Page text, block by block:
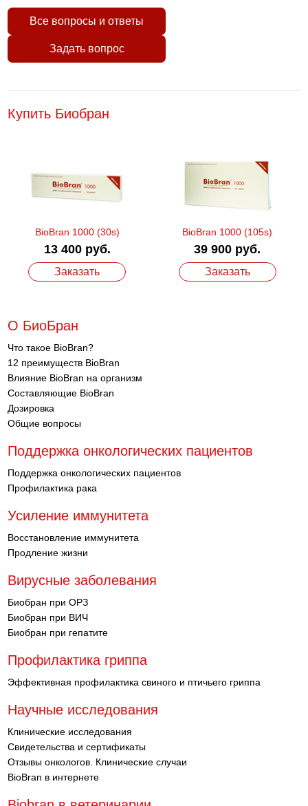
Все вопросы и ответы
Задать вопрос
Купить Биобран
BioBran 1000 (30s)
13 400 руб.
Заказать
BioBran 1000 (105s)
39 900 руб.
Заказать
О БиоБран
Что такое BioBran?
12 преимуществ BioBran
Влияние BioBran на организм
Составляющие BioBran
Дозировка
Общие вопросы
Поддержка онкологических пациентов
Поддержка онкологических пациентов
Профилактика рака
Усиление иммунитета
Восстановление иммунитета
Продление жизни
Вирусные заболевания
Биобран при ОРЗ
Биобран при ВИЧ
Биобран при гепатите
Профилактика гриппа
Эффективная профилактика свиного и птичьего гриппа
Научные исследования
Клинические исследования
Свидетельства и сертификаты
Отзывы онкологов. Клинические случаи
BioBran в интернете